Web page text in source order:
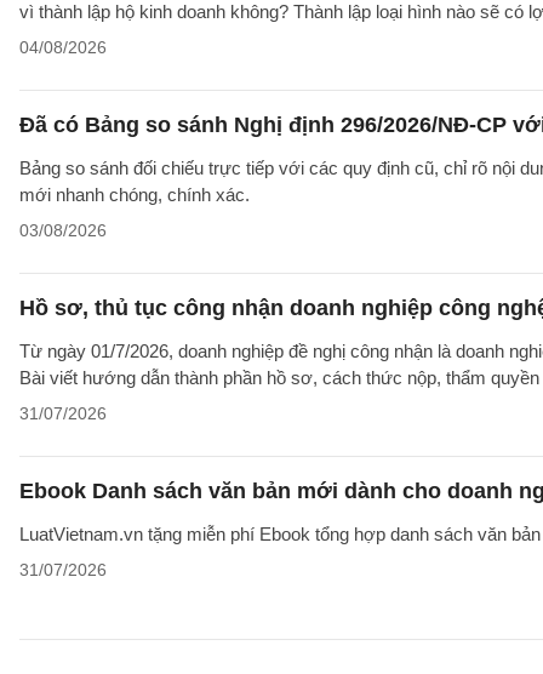
vì thành lập hộ kinh doanh không? Thành lập loại hình nào sẽ có
04/08/2026
Đã có Bảng so sánh Nghị định 296/2026/NĐ-CP
Bảng so sánh đối chiếu trực tiếp với các quy định cũ, chỉ rõ nội
mới nhanh chóng, chính xác.
03/08/2026
Hồ sơ, thủ tục công nhận doanh nghiệp công
Từ ngày 01/7/2026, doanh nghiệp đề nghị công nhận là doanh
Bài viết hướng dẫn thành phần hồ sơ, cách thức nộp, thẩm
31/07/2026
Ebook Danh sách văn bản mới dành cho doanh
LuatVietnam.vn tặng miễn phí Ebook tổng hợp danh sách văn
31/07/2026